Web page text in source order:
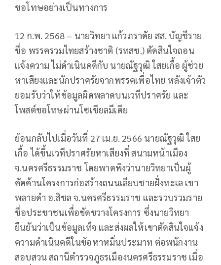
ขอโทษอย่างเป็นทางการ
12 ก.พ. 2568 – นายวิทยา แก้วภราดัย สส. บัญชีราย
ชื่อ พรรครวมไทยสร้างชาติ (รทสช.) ตัดสินใจถอน
แจ้งความ ไม่ดำเนินคดีกับ นายณัฐวุฒิ ใสยเกื้อ ผู้ช่วย
หาเสียงและนักปราศรัยจากพรรคเพื่อไทย หลังเจ้าตัว
ยอมรับว่าให้ข้อมูลผิดพลาดบนเวทีปราศรัย และ
โพสต์ขอโทษผ่านโซเชียลมีเดีย
ย้อนกลับไปเมื่อวันที่ 27 เม.ย. 2566 นายณัฐวุฒิ ใสย
เกื้อ ได้ขึ้นเวทีปราศรัยหาเสียงที่ สนามหน้าเมือง
จ.นครศรีธรรมราช โดยพาดพิงว่านายวิทยาเป็นผู้
คัดค้านโครงการก่อสร้างถนนเลียบชายฝั่งทะเล เขา
พลายดำ อ.สิชล จ.นครศรีธรรมราช และรวบรวมราย
ชื่อประชาชนเพื่อขัดขวางโครงการ ซึ่งนายวิทยา
ยืนยันว่าเป็นข้อมูลเท็จ และส่งผลให้เขาตัดสินใจแจ้ง
ความดำเนินคดีในข้อหาหมิ่นประมาท ต่อพนักงาน
สอบสวน สถานีตำรวจภูธรเมืองนครศรีธรรมราช เมื่อ